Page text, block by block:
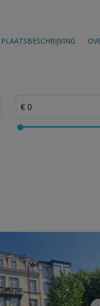
PLAATSBESCHRIJVING